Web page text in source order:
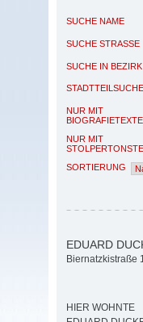
SUCHE NAME
SUCHE STRASSE
SUCHE IN BEZIRK
STADTTEILSUCHE
NUR MIT
NUR MIT
SORTIERUNG
EDUARD
Biernatzkistraße
HIER WOHNTE